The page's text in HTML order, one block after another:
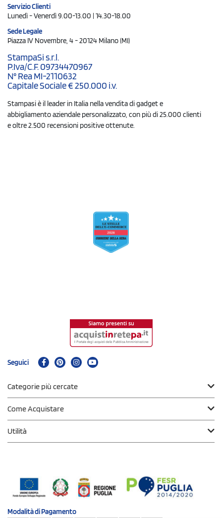
Servizio Clienti
Lunedì - Venerdì 9.00-13.00 | 14.30-18.00
Sede Legale
Piazza IV Novembre, 4 - 20124 Milano (MI)
StampaSi s.r.l.
P.Iva/C.F. 09734470967
N° Rea MI-2110632
Capitale Sociale € 250.000 i.v.
Stampasi è il leader in Italia nella vendita di gadget e
abbigliamento aziendale personalizzato, con più di 25.000 clienti
e oltre 2.500 recensioni positive ottenute.
Seguici
Categorie più cercate
Come Acquistare
Utilità
Modalità diPagamento